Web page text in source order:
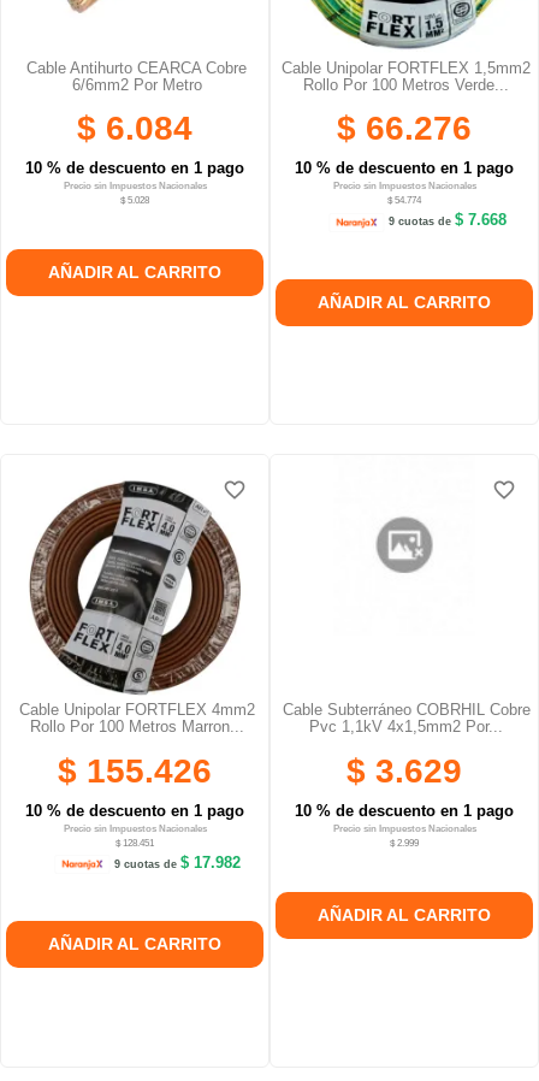
Cable Antihurto CEARCA Cobre
6/6mm2 Por Metro
$ 6.084
10 % de descuento en 1 pago
Precio sin Impuestos Nacionales
$ 5.028
AÑADIR AL CARRITO
Cable Unipolar FORTFLEX 1,5mm2
Rollo Por 100 Metros Verde...
$ 66.276
10 % de descuento en 1 pago
Precio sin Impuestos Nacionales
$ 54.774
9 cuotas de $ 7.668
AÑADIR AL CARRITO
Cable Unipolar FORTFLEX 4mm2
Rollo Por 100 Metros Marron...
$ 155.426
10 % de descuento en 1 pago
Precio sin Impuestos Nacionales
$ 128.451
9 cuotas de$ 17.982
AÑADIR AL CARRITO
favorite_border
favorite_border
favorite_border
Cable Subterráneo COBRHIL Cobre
Pvc 1,1kV 4x1,5mm2 Por...
$ 3.629
10 % de descuento en 1 pago
Precio sin Impuestos Nacionales
$ 2.999
AÑADIR AL CARRITO
favorite_border
favorite_border
favorite_border